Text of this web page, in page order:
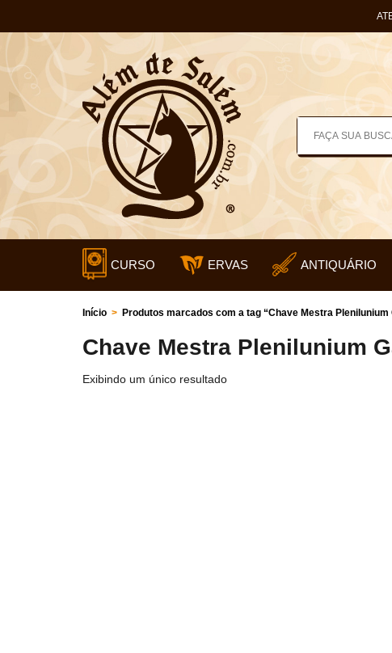
CURSO ERVAS ANTIQUÁRIO
Início > Produtos marcados com a tag “Chave Mestra Plenilunium
Chave Mestra Plenilunium
Exibindo um único resultado